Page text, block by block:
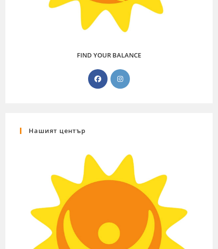
FIND YOUR BALANCE
Нашият център